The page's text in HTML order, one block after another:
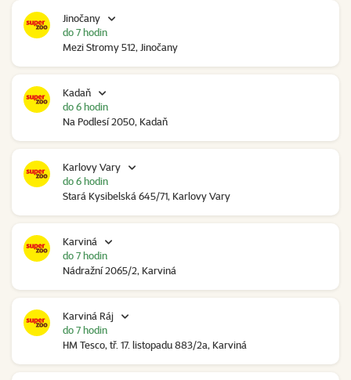
Jinočany
Mezi Stromy 512, Jinočany
do 7 hodin
Kadaň
Na Podlesí 2050, Kadaň
do 6 hodin
Karlovy Vary
Stará Kysibelská 645/71, Karlovy Vary
do 6 hodin
Karviná
Nádražní 2065/2, Karviná
do 7 hodin
Karviná Ráj
HM Tesco, tř. 17. listopadu 883/2a, Karviná
do 7 hodin